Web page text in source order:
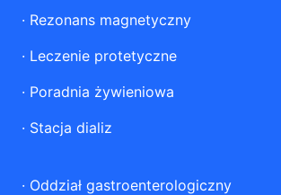
· Rezonans magnetyczny
· Leczenie protetyczne
· Poradnia żywieniowa
· Stacja dializ
· Oddział gastroenterologiczny